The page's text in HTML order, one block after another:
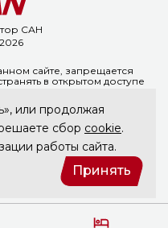
САН
сайте, запрещается
доступе
письменного согласия
странице, носят
медицинскими
несёт ответственности
в результате
на сайте doctorsan.ru.
или продолжая
сбор cookie.
работы сайта.
Принять